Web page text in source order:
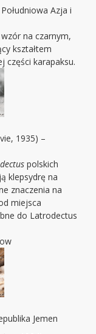
Azja i
na czarnym,
kształtem
części karapaksu.
1935) –
polskich
klepsydrę na
znaczenia na
miejsca
do Latrodectus
Jemen